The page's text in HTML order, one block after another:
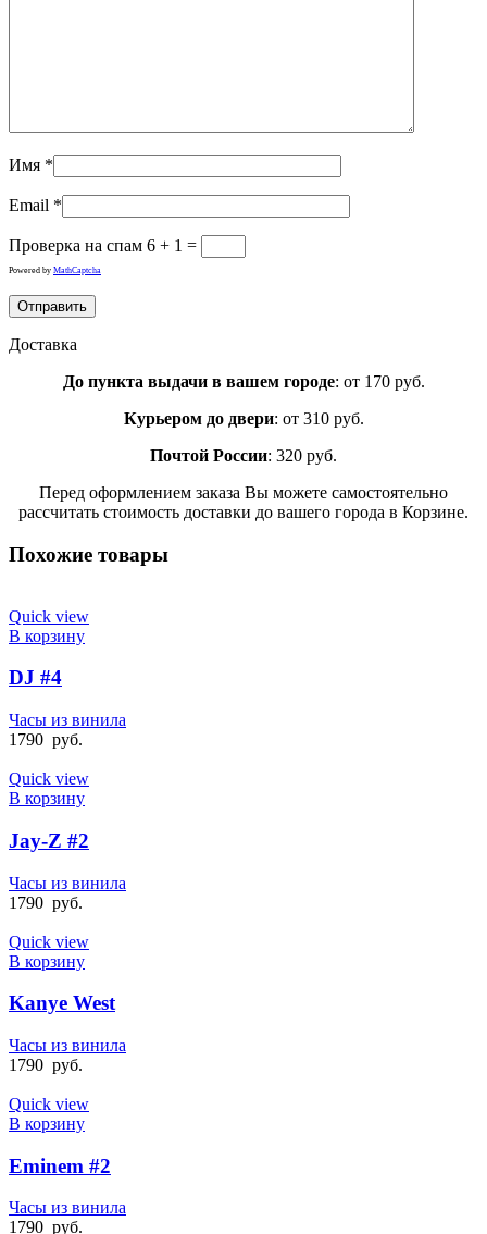
Имя *
Email *
Проверка на спам 6 + 1 =
Powered by MathCaptcha
Доставка
До пункта выдачи в вашем городе: от 170 руб.
Курьером до двери: от 310 руб.
Почтой России: 320 руб.
Перед оформлением заказа Вы можете самостоятельно
рассчитать стоимость доставки до вашего города в Корзине.
Похожие товары
Quick view
В корзину
DJ #4
Часы из винила
1790 руб.
Quick view
В корзину
Jay-Z #2
Часы из винила
1790 руб.
Quick view
В корзину
Kanye West
Часы из винила
1790 руб.
Quick view
В корзину
Eminem #2
Часы из винила
1790 руб.